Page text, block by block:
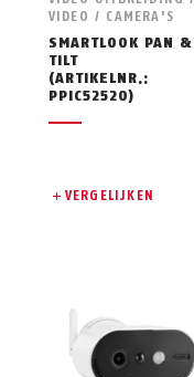
VIDEO / CAMERA'S
SMARTLOOK PAN &
TILT
(ARTIKELNR.:
PPIC52520)
VERGELIJKEN